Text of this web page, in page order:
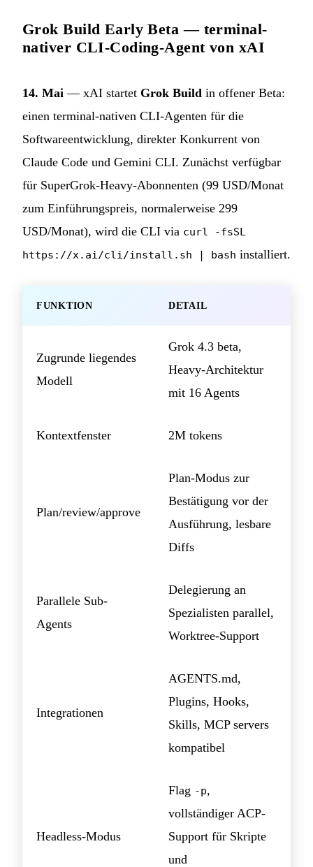
Grok Build Early Beta — terminal-
nativer CLI-Coding-Agent von xAI
14. Mai — xAI startet Grok Build in offener Beta:
einen terminal-nativen CLI-Agenten für die
Softwareentwicklung, direkter Konkurrent von
Claude Code und Gemini CLI. Zunächst verfügbar
für SuperGrok-Heavy-Abonnenten (99 USD/Monat
zum Einführungspreis, normalerweise 299
USD/Monat), wird die CLI via curl -fsSL
https://x.ai/cli/install.sh | bash installiert.
FUNKTION DETAIL
Zugrunde liegendes
Modell
Grok 4.3 beta,
Heavy-Architektur
mit 16 Agents
Kontextfenster 2M tokens
Plan/review/approve
Plan-Modus zur
Bestätigung vor der
Ausführung, lesbare
Diffs
Parallele Sub-
Agents
Delegierung an
Spezialisten parallel,
Worktree-Support
Integrationen
AGENTS.md,
Plugins, Hooks,
Skills, MCP servers
kompatibel
Headless-Modus
Flag -p,
vollständiger ACP-
Support für Skripte
und